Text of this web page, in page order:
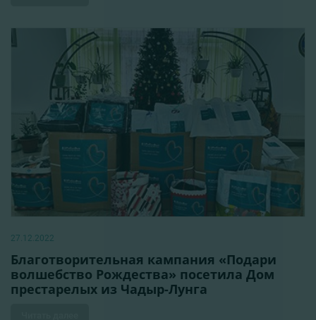
27.12.2022
Благотворительная кампания «Подари
волшебство Рождества» посетила Дом
престарелых из Чадыр-Лунга